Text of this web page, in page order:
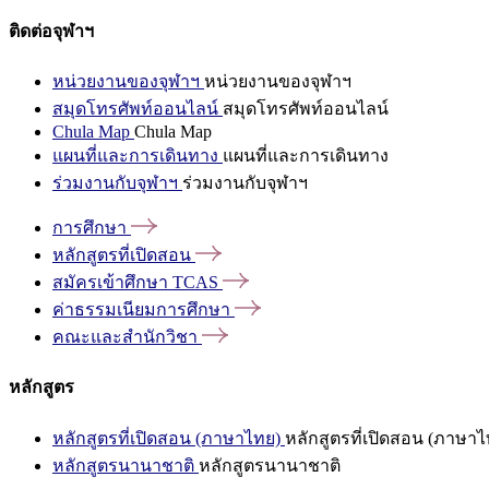
ติดต่อจุฬาฯ
หน่วยงานของจุฬาฯ หน่วยงานของจุฬาฯ
สมุดโทรศัพท์ออนไลน์ สมุดโทรศัพท์ออนไลน์
Chula Map Chula Map
แผนที่และการเดินทาง แผนที่และการเดินทาง
ร่วมงานกับจุฬาฯ ร่วมงานกับจุฬาฯ
การศึกษา
หลักสูตรที่เปิดสอน
สมัครเข้าศึกษา TCAS
ค่าธรรมเนียมการศึกษา
คณะและสำนักวิชา
หลักสูตร
หลักสูตรที่เปิดสอน (ภาษาไทย) หลักสูตรที่เปิดสอน (ภาษาไ
หลักสูตรนานาชาติ หลักสูตรนานาชาติ